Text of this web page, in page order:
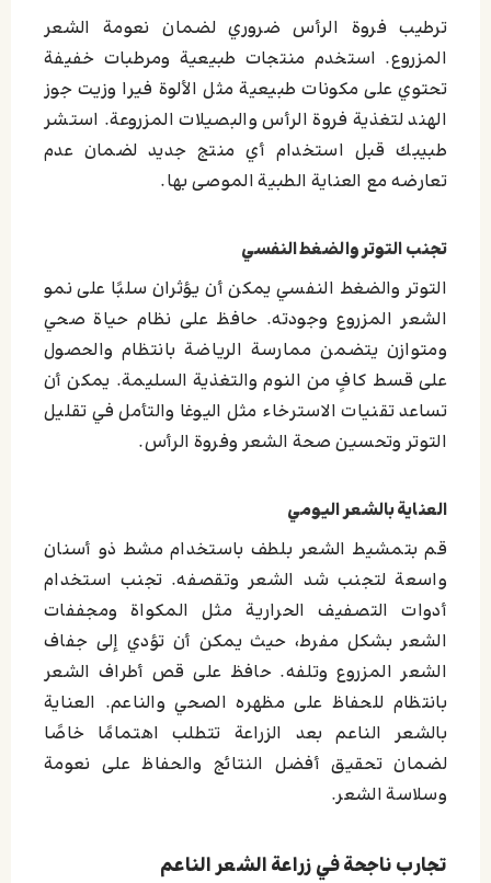
ترطيب فروة الرأس ضروري لضمان نعومة الشعر
المزروع. استخدم منتجات طبيعية ومرطبات خفيفة
تحتوي على مكونات طبيعية مثل الألوة فيرا وزيت جوز
الهند لتغذية فروة الرأس والبصيلات المزروعة. استشر
طبيبك قبل استخدام أي منتج جديد لضمان عدم
تعارضه مع العناية الطبية الموصى بها.
تجنب التوتر والضغط النفسي
التوتر والضغط النفسي يمكن أن يؤثران سلبًا على نمو
الشعر المزروع وجودته. حافظ على نظام حياة صحي
ومتوازن يتضمن ممارسة الرياضة بانتظام والحصول
على قسط كافٍ من النوم والتغذية السليمة. يمكن أن
تساعد تقنيات الاسترخاء مثل اليوغا والتأمل في تقليل
التوتر وتحسين صحة الشعر وفروة الرأس.
العناية بالشعر اليومي
قم بتمشيط الشعر بلطف باستخدام مشط ذو أسنان
واسعة لتجنب شد الشعر وتقصفه. تجنب استخدام
أدوات التصفيف الحرارية مثل المكواة ومجففات
الشعر بشكل مفرط، حيث يمكن أن تؤدي إلى جفاف
الشعر المزروع وتلفه. حافظ على قص أطراف الشعر
بانتظام للحفاظ على مظهره الصحي والناعم. العناية
بالشعر الناعم بعد الزراعة تتطلب اهتمامًا خاصًا
لضمان تحقيق أفضل النتائج والحفاظ على نعومة
وسلاسة الشعر.
تجارب ناجحة في زراعة الشعر الناعم